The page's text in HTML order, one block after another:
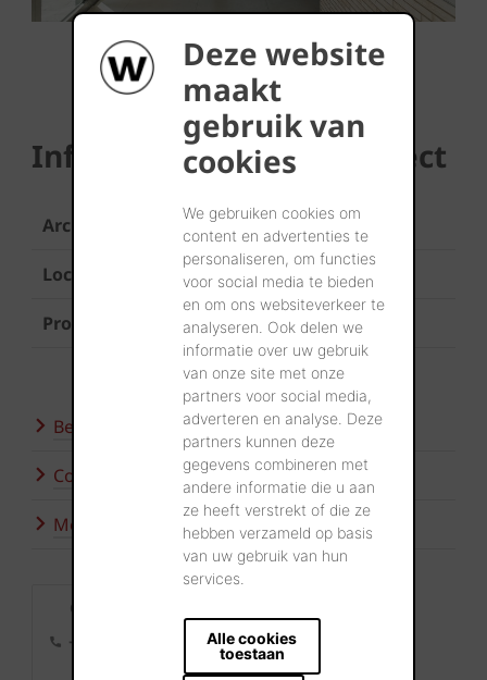
Deze website
maakt
gebruik van
cookies
We gebruiken cookies om
content en advertenties te
personaliseren, om functies
voor social media te bieden
en om ons websiteverkeer te
analyseren. Ook delen we
informatie over uw gebruik
van onze site met onze
partners voor social media,
adverteren en analyse. Deze
partners kunnen deze
gegevens combineren met
andere informatie die u aan
ze heeft verstrekt of die ze
hebben verzameld op basis
van uw gebruik van hun
services.
Alle cookies
toestaan
Informatie over het project
Architect ARCHI2000
Locatie Oostende
Product Terca gevelstenen op maat
Bezoek onze showroom
Contacteer ons
Meer inspiratie
Contact
+32 56 24